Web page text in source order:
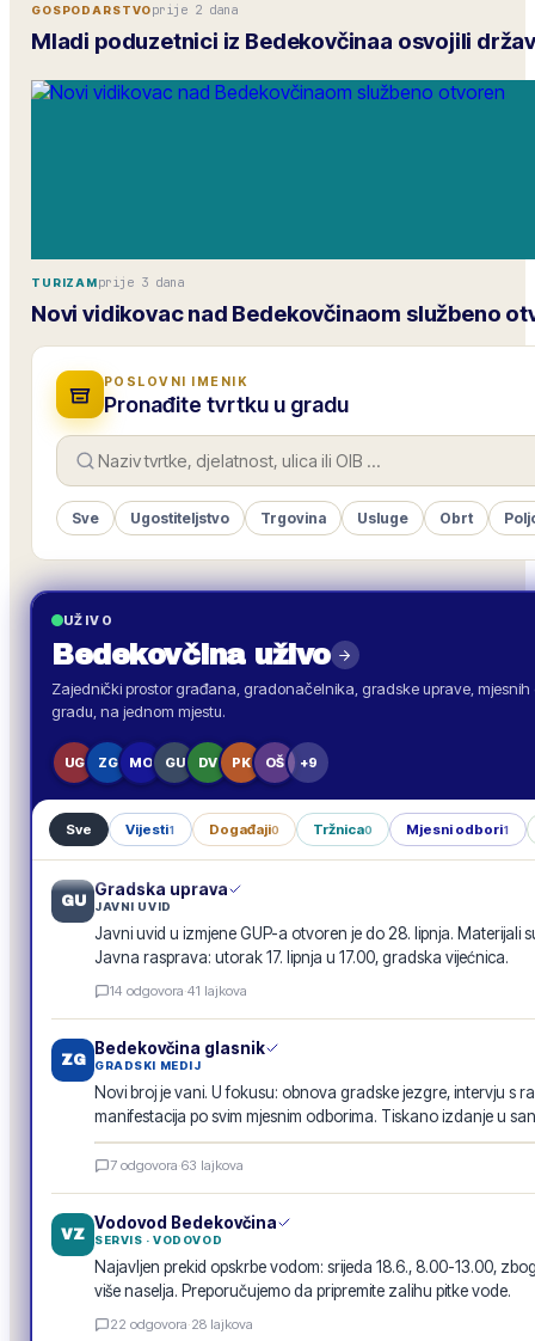
GOSPODARSTVOprije 2 dana
Mladi poduzetnici iz Bedekovčinaa osvojili
TURIZAMprije 3 dana
Novi vidikovac nad Bedekovčinaom službeno
POSLOVNI IMENIK
Pronađite tvrtku u gradu
Sve Ugostiteljstvo Trgovina Usluge Obrt
UŽIVO
Bedekovčinauživo
Zajednički prostor građana, gradonačelnika, gradske uprave,
gradu, na jednom mjestu.
UG ZG MO GU DV PK OŠ +9
Sve Vijesti1 Događaji0 Tržnica0 Mjesni odbori1
GU
Gradska uprava
JAVNI UVID
Javni uvid u izmjene GUP-a otvoren je do 28. lipnja. Materijali
Javna rasprava: utorak 17. lipnja u 17.00, gradska vijećnica.
14 odgovora·41 lajkova
ZG
Bedekovčina glasnik
GRADSKI MEDIJ
Novi broj je vani. U fokusu: obnova gradske jezgre, intervju s
manifestacija po svim mjesnim odborima. Tiskano izdanje u
E-GLASILO
Bedekovčina glasnik · lipanj 2026.
7 odgovora·63 lajkova
VZ
Vodovod Bedekovčina
SERVIS · VODOVOD
Najavljen prekid opskrbe vodom: srijeda 18.6., 8.00-13.00,
više naselja. Preporučujemo da pripremite zalihu pitke vode.
22 odgovora·28 lajkova